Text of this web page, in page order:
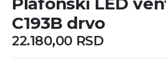
C193B drvo
22.180,00 RSD